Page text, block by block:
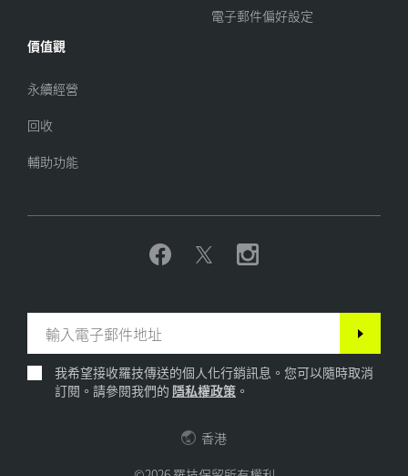
價值觀
永續經營
回收
輔助功能
電子郵件偏好設定
我希望接收羅技傳送的個人化行銷訊息。您可以隨時取消
訂閱。請參閱我們的 隱私權政策 。
香港